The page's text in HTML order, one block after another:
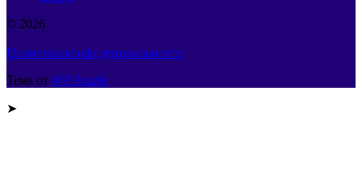
© 2026
Политика конфиденциальности
Тема от WP Puzzle
➤